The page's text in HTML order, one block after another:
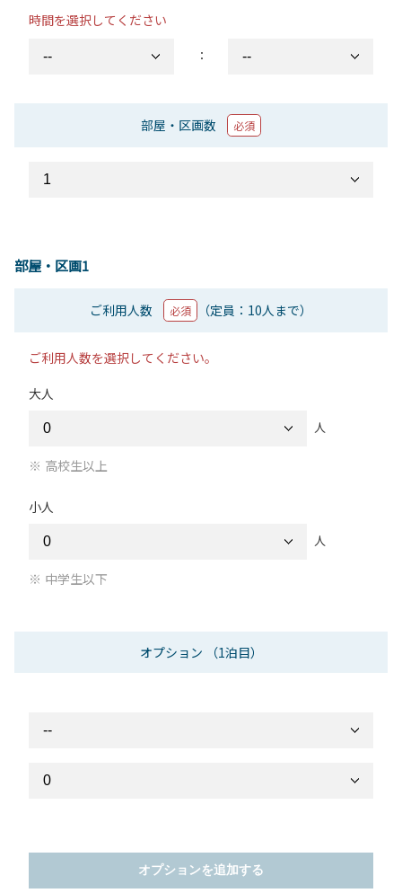
時間を選択してください
：
部屋・区画数 必須
部屋・区画1
ご利用人数 必須 （定員：10人まで）
ご利用人数を選択してください。
大人
人
高校生以上
小人
人
中学生以下
オプション （1泊目）
オプションを追加する